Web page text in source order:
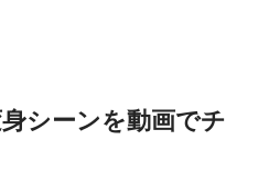
シーンを動画でチ